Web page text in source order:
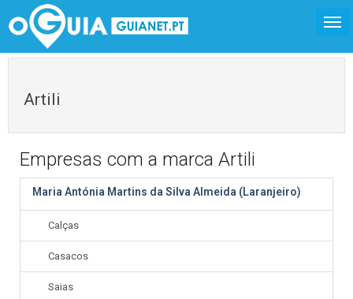
Artili
Empresas com a marca Artili
Maria Antónia Martins da Silva Almeida (Laranjeiro)
Calças
Casacos
Saias